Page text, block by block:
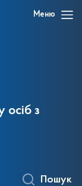
Меню
осіб з
Пошук